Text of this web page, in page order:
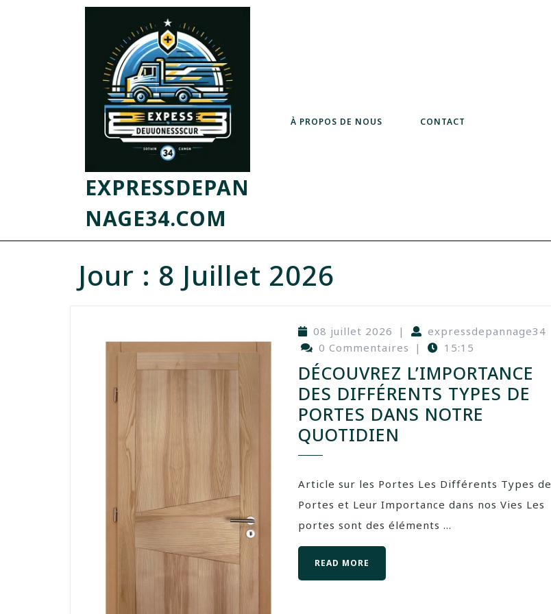
EXPRESSDEPAN
NAGE34.COM
À PROPOS DE NOUS CONTACT
Jour : 8 Juillet 2026
08 juillet 2026 | expressdepannage34
0 Commentaires
| 15:15
DÉCOUVREZ L’IMPORTANCE
DES DIFFÉRENTS TYPES DE
PORTES DANS NOTRE
QUOTIDIEN
Article sur les Portes Les Différents Types de
Portes et Leur Importance dans nos Vies Les
portes sont des éléments ...
READ MORE